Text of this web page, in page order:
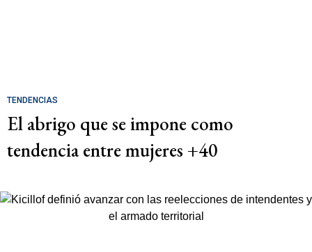
TENDENCIAS
El abrigo que se impone como
tendencia entre mujeres +40